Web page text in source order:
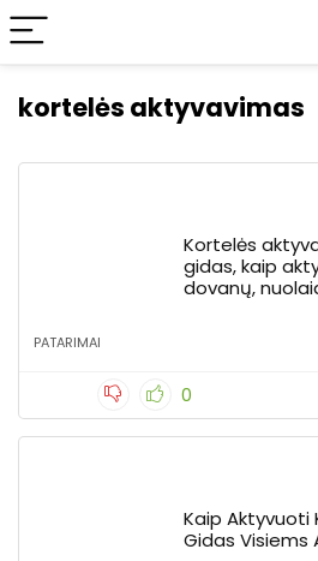
kortelės aktyvavimas
Kortelės
gidas, kaip
dovanų,
PATARIMAI
0
Kaip Aktyvuoti
Gidas Visiems